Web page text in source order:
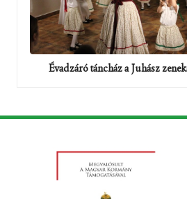
Évadzáró táncház a Juhász